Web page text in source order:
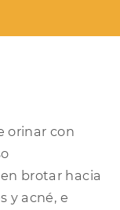
orinar con
brotar hacia
y acné, e